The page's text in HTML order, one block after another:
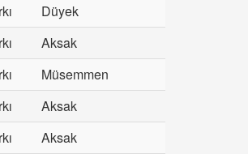
Düyek
Aksak
Müsemmen
Aksak
Aksak